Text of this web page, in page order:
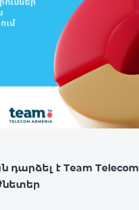
դարձել է Team Telecom